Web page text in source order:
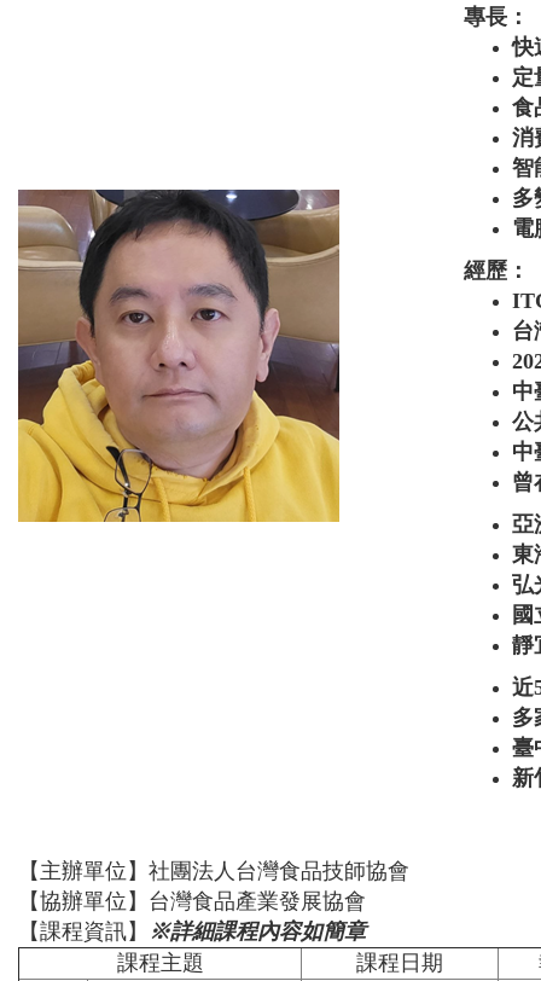
專長：
快
定
食
消
智
多
電
經歷：
台
中
公
中
曾
亞
東
弘
靜
近
多
臺
新
【主辦單位】社團法人台灣食品技師協會
【協辦單位】台灣食品產業發展協會
【課程資訊】
※詳細課程內容如簡章
課程主題
課程日期